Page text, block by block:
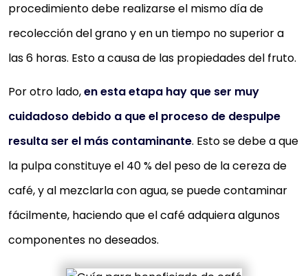
procedimiento debe realizarse el mismo día de
recolección del grano y en un tiempo no superior a
las 6 horas. Esto a causa de las propiedades del fruto.
Por otro lado,en esta etapa hay que ser muy
cuidadoso debido a que el proceso de despulpe
resulta ser el más contaminante. Esto se debe a que
la pulpa constituye el 40 % del peso de la cereza de
café, y al mezclarla con agua, se puede contaminar
fácilmente, haciendo que el café adquiera algunos
componentes no deseados.